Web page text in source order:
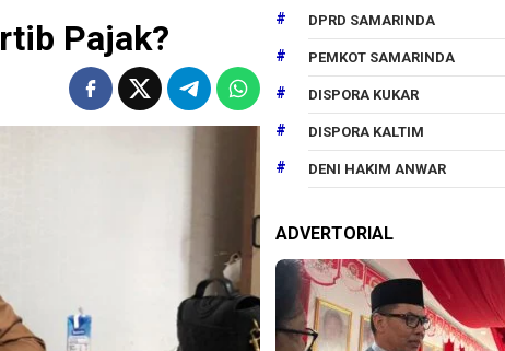
Pajak? DPRD SAMARINDA
PEMKOT SAMARINDA
DISPORA KUKAR
DISPORA KALTIM
DENI HAKIM ANWAR
ADVERTORIAL